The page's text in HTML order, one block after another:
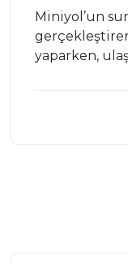
Miniyol’un
yaparken,